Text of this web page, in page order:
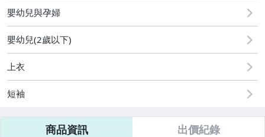
居家、家具與園藝
嬰幼兒與孕婦
嬰幼兒(2歲以下)
上衣
短袖
商品資訊 出價紀錄